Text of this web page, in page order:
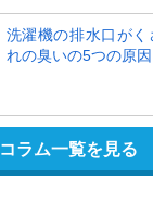
洗濯機の排水口が
れの臭いの5つの原
コラム一覧を見る